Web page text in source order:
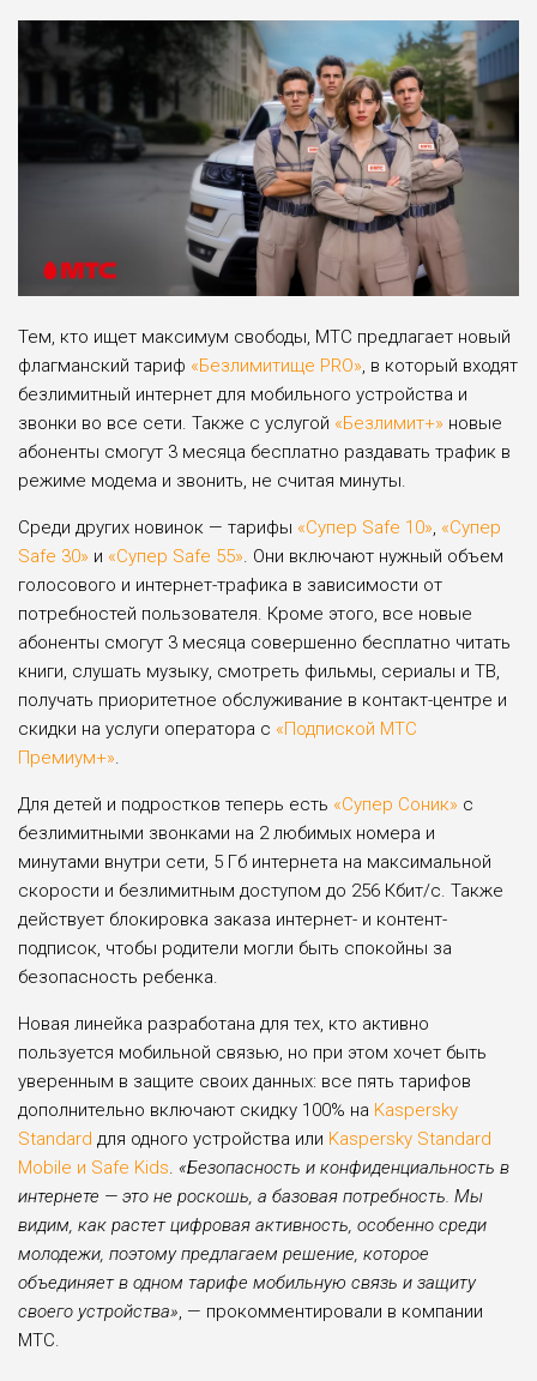
Тем, кто ищет максимум свободы, МТС предлагает новый
флагманский тариф «Безлимитище PRO», в который входят
безлимитный интернет для мобильного устройства и
звонки во все сети. Также с услугой «Безлимит+» новые
абоненты смогут 3 месяца бесплатно раздавать трафик в
режиме модема и звонить, не считая минуты.
Среди других новинок — тарифы «Супер Safe 10», «Супер
Safe 30» и «Супер Safe 55». Они включают нужный объем
голосового и интернет-трафика в зависимости от
потребностей пользователя. Кроме этого, все новые
абоненты смогут 3 месяца совершенно бесплатно читать
книги, слушать музыку, смотреть фильмы, сериалы и ТВ,
получать приоритетное обслуживание в контакт-центре и
скидки на услуги оператора с «Подпиской МТС
Премиум+».
Для детей и подростков теперь есть «Супер Соник» с
безлимитными звонками на 2 любимых номера и
минутами внутри сети, 5 Гб интернета на максимальной
скорости и безлимитным доступом до 256 Кбит/с. Также
действует блокировка заказа интернет- и контент-
подписок, чтобы родители могли быть спокойны за
безопасность ребенка.
Новая линейка разработана для тех, кто активно
пользуется мобильной связью, но при этом хочет быть
уверенным в защите своих данных: все пять тарифов
дополнительно включают скидку 100% на Kaspersky
Standard для одного устройства или Kaspersky Standard
Mobile и Safe Kids. «Безопасность и конфиденциальность в
интернете — это не роскошь, а базовая потребность. Мы
видим, как растет цифровая активность, особенно среди
молодежи, поэтому предлагаем решение, которое
объединяет в одном тарифе мобильную связь и защиту
своего устройства», — прокомментировали в компании
МТС.